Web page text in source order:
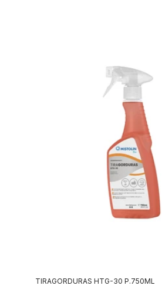
TIRAGORDURAS HTG-30 P.750ML